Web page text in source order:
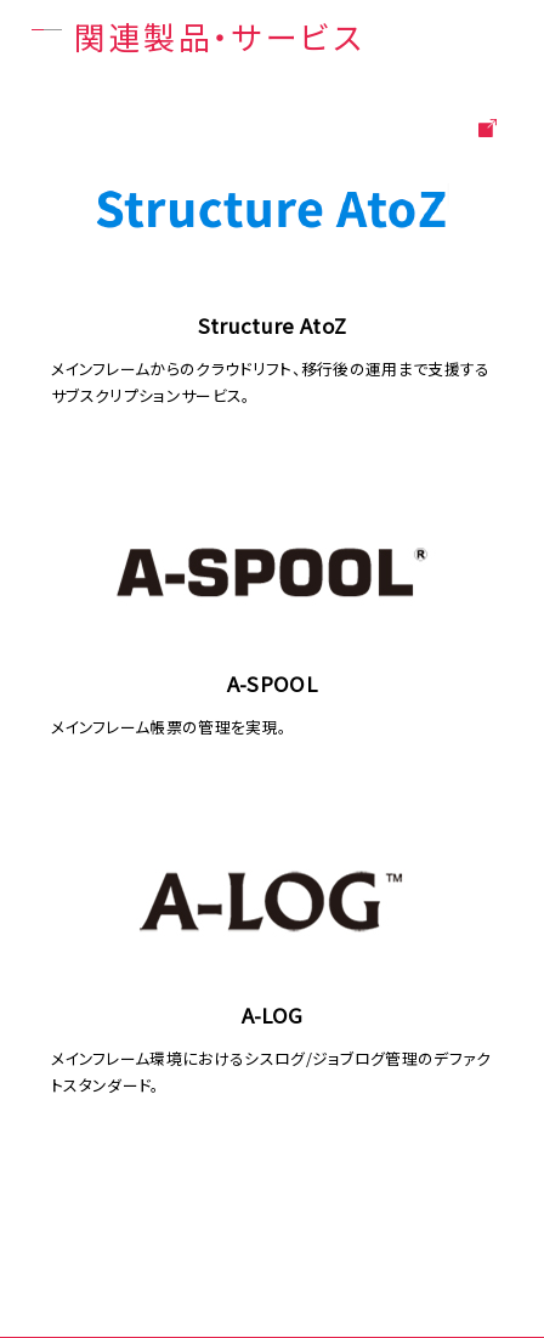
関連製品・サービス
Structure AtoZ
メインフレームからのクラウドリフト、移行後の運用まで支援する
サブスクリプションサービス。
A-SPOOL
メインフレーム帳票の管理を実現。
A-LOG
メインフレーム環境におけるシスログ/ジョブログ管理のデファク
トスタンダード。